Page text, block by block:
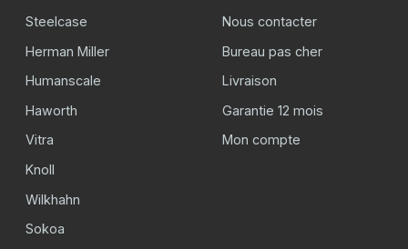
Steelcase
Herman Miller
Humanscale
Haworth
Vitra
Knoll
Wilkhahn
Sokoa
Nous contacter
Bureau pas cher
Livraison
Garantie 12 mois
Mon compte